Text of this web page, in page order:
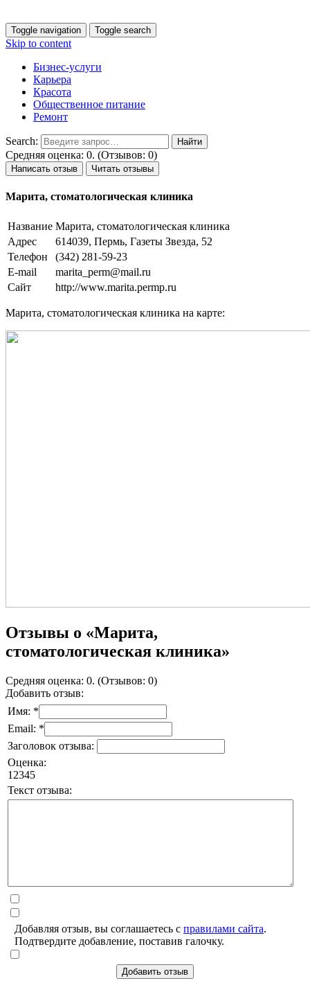
Toggle navigation Toggle search
Skip to content
Бизнес-услуги
Карьера
Красота
Общественное питание
Ремонт
Search:
Средняя оценка: 0. (Отзывов: 0)
Написать отзыв Читать отзывы
Марита, стоматологическая клиника
Название Марита, стоматологическая клиника
Адрес
614039, Пермь, Газеты Звезда, 52
Телефон
(342) 281-59-23
E-mail
marita_perm@mail.ru
Сайт
http://www.marita.permp.ru
Марита, стоматологическая клиника на карте:
Отзывы о «Марита,
стоматологическая клиника»
Средняя оценка: 0. (Отзывов: 0)
Добавить отзыв:
Имя: *
Email: *
Заголовок отзыва:
Оценка:
1 2345
Текст отзыва:
Добавляя отзыв, вы соглашаетесь с правилами сайта.
Подтвердите добавление, поставив галочку.
Добавить отзыв